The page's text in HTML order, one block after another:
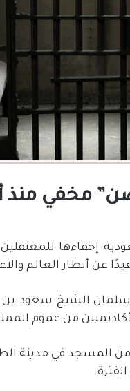
من 4 أعوام في
إخفاءها
عن أنظار العالم
من عموم
المسجد في مدينة